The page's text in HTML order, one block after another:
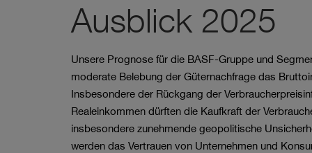
Ausblick 2025
Unsere Prognose für die BASF-Gruppe und
moderate Belebung der Güternachfrage das
Insbesondere der Rückgang der
Realeinkommen dürften die Kaufkraft der
insbesondere zunehmende geopolitische
werden das Vertrauen von Unternehmen und